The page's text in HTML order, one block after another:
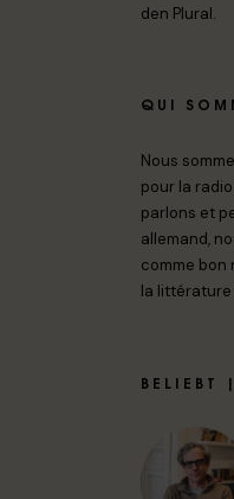
den Plural.
QUI
Nous
pour la
parlons et
allemand,
comme bon
la littérature
BELIEBT